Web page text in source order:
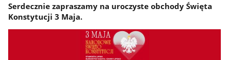
Serdecznie zapraszamy na uroczyste obchody Święta
Konstytucji 3 Maja.